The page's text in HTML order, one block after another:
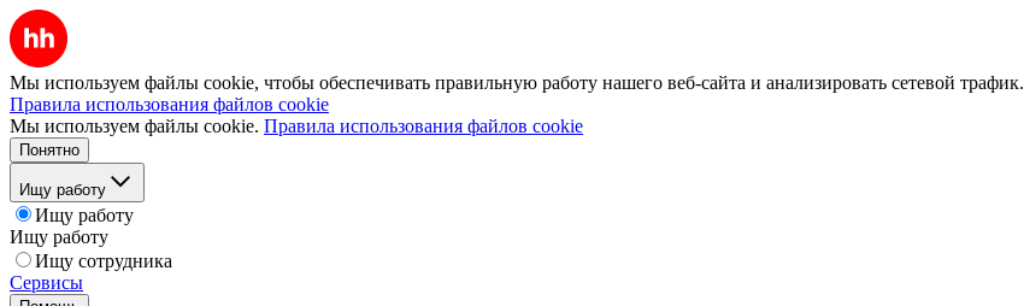
Мы используем файлы cookie, чтобы обеспечивать правильную работу нашего веб-сайта и анализировать сетевой трафик.
Правила использования файлов cookie
Мы используем файлы cookie. Правила использования файлов cookie
Понятно
Ищу работу
Ищу работу
Ищу работу
Ищу сотрудника
Сервисы